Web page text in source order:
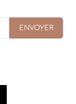
ENVOYER